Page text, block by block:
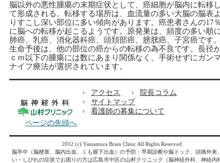
脳以外の悪性腫瘍の末期症状として、癌細胞が脳内に転移
て形成される。転移する場所は、血流量の多い大脳の脳表
りすこし深い部位に多い傾向があります。癌患者さんの17
に脳への転移が起こるようです。原発巣は、頻度の多い順
肺癌、乳癌、消化器科癌、頭頚部癌、膀胱癌、子宮癌です
生命予後は、他の部位の癌からの転移の為不良です。長径
ｃｍ以下の腫瘍には数にあまり関係なく、手術せずにガン
ナイフ療法が選択されています。
アクセス
院長コラム
サイトマップ
看護師の募集について
ページの先頭へ
2012 (c) Yamamura Brain Clinic All Rights Reserved.
脳卒中（脳梗塞、脳内出血、くも膜下出血）の予防・早期診断や脳ドック 、頭痛外来
い ・ しびれの症状でお困りの方は広島市中区の山村クリニック（脳神経外科、神経内